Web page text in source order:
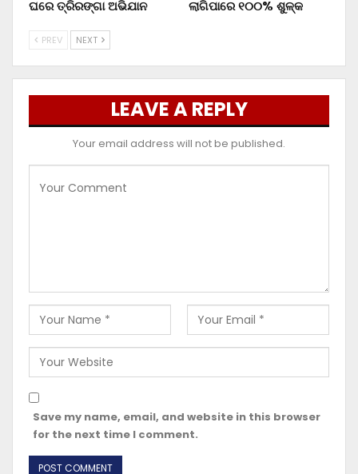
ଘରେ ତ୍ରିରଙ୍ଗା ଅଭିଯାନ ଲାଗିପାରେ ୧୦୦% ଶୁଳ୍କ
PREV NEXT
LEAVE A REPLY
Your email address will not be published.
Save my name, email, and website in this browser
for the next time I comment.